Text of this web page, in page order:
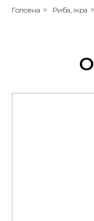
Головна » Риба, ікра »